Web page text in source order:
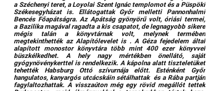
a Széchenyi teret, a Loyolai Szent Ignác templomot és a Püspöki
Székesegyházat is. Ellátogattak Győr melletti Pannonhalmi
Bencés Főapátságra. Az Apátság gyönyörű volt, óriási termei,
a Bazilika magával ragadta a kis csapatot, de legnagyobb sikere
mégis talán a könyvtárnak volt, melynek termében
megtekinthették az Alapítólevelet is . A Géza fejedelem által
alapított monostor könyvtára több mint 400 ezer könyvvel
büszkélkedhet. A hely nagy mértékben önellátó, saját
gyógynövénykerttel is rendelkezik. A kápolna alatt tiszteletüket
tehették Habsburg Ottó szívurnája előtt. Esténként Győr
hangulatos, kanyargós utcácskáin sétálhattak és a Rába partján
fagylaltozhattak. A visszaúton még egy rövid megállót tettek